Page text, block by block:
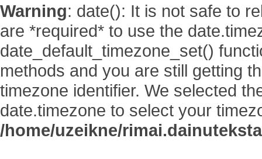
Warning: date(): It is not safe to
are *required* to use the
date_default_timezone_set()
methods and you are still getting
timezone identifier. We selected
date.timezone to select your
/home/uzeikne/